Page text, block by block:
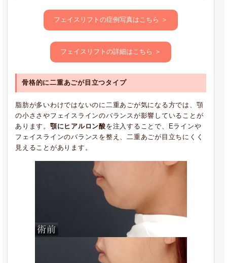
フェイスリフトの症例写真はこちら ＞
フェイスリフトの詳細はこちら ＞
骨格的に二重あごが目立つタイプ
脂肪が多いわけではないのに二重あごが気になる方では、顎
の小ささやフェイスラインのバランスが影響していることが
あります。 顎にヒアルロン酸を注入することで、Eラインや
フェイスラインのバランスを整え、二重あごが目立ちにくく
見えることがあります。